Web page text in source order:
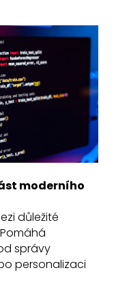
moderního
důležité
správy
personalizaci